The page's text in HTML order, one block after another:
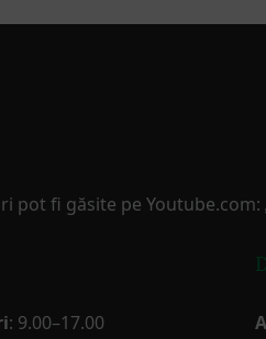
pot fi găsite pe Youtube.com:
: 9.00–17.00